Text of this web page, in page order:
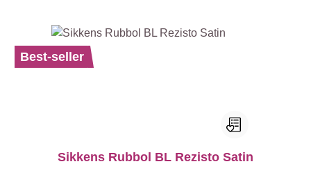
Best-seller
Sikkens Rubbol BL Rezisto Satin